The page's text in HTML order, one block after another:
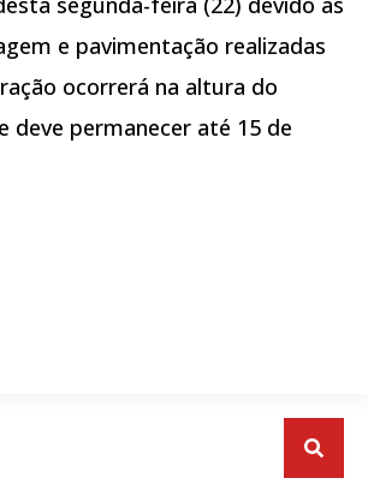
e pavimentação realizadas
ocorrerá na altura do
deve permanecer até 15 de